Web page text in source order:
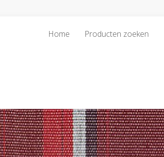
Home Producten zoeken